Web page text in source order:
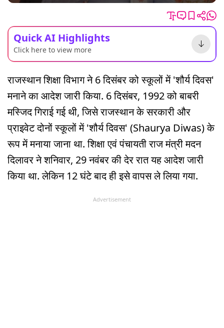
Quick AI Highlights
Click here to view more
राजस्थान शिक्षा विभाग ने 6 दिसंबर को स्कूलों में 'शौर्य दिवस'
मनाने का आदेश जारी किया. 6 दिसंबर, 1992 को बाबरी
मस्जिद गिराई गई थी, जिसे राजस्थान के सरकारी और
प्राइवेट दोनों स्कूलों में 'शौर्य दिवस' (Shaurya Diwas) के
रूप में मनाया जाना था. शिक्षा एवं पंचायती राज मंत्री मदन
दिलावर ने शनिवार, 29 नवंबर की देर रात यह आदेश जारी
किया था. लेकिन 12 घंटे बाद ही इसे वापस ले लिया गया.
Advertisement